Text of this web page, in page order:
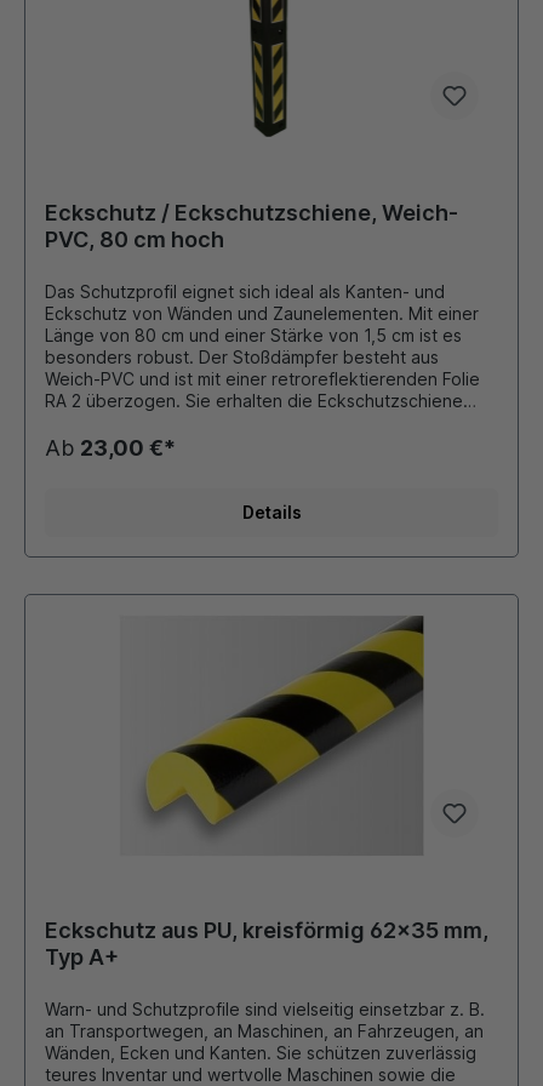
Eckschutz / Eckschutzschiene, Weich-
PVC, 80 cm hoch
Das Schutzprofil eignet sich ideal als Kanten- und
Eckschutz von Wänden und Zaunelementen. Mit einer
Länge von 80 cm und einer Stärke von 1,5 cm ist es
besonders robust. Der Stoßdämpfer besteht aus
Weich-PVC und ist mit einer retroreflektierenden Folie
RA 2 überzogen. Sie erhalten die Eckschutzschiene
aus Weich-PVC Länge: 80 cm Schenkel: 8 cm Stärke:
1,5 cm retroreflektierende Folie RA 2 inklusive
Ab 23,00 €*
Details
Eckschutz aus PU, kreisförmig 62x35 mm,
Typ A+
Warn- und Schutzprofile sind vielseitig einsetzbar z. B.
an Transportwegen, an Maschinen, an Fahrzeugen, an
Wänden, Ecken und Kanten. Sie schützen zuverlässig
teures Inventar und wertvolle Maschinen sowie die